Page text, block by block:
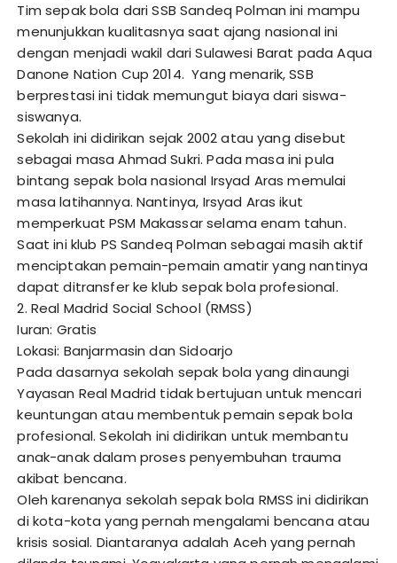
Tim sepak bola dari SSB Sandeq Polman ini mampu
menunjukkan kualitasnya saat ajang nasional ini
dengan menjadi wakil dari Sulawesi Barat pada Aqua
Danone Nation Cup 2014. Yang menarik, SSB
berprestasi ini tidak memungut biaya dari siswa-
siswanya.
Sekolah ini didirikan sejak 2002 atau yang disebut
sebagai masa Ahmad Sukri. Pada masa ini pula
bintang sepak bola nasional Irsyad Aras memulai
masa latihannya. Nantinya, Irsyad Aras ikut
memperkuat PSM Makassar selama enam tahun.
Saat ini klub PS Sandeq Polman sebagai masih aktif
menciptakan pemain-pemain amatir yang nantinya
dapat ditransfer ke klub sepak bola profesional.
2. Real Madrid Social School (RMSS)
Iuran: Gratis
Lokasi: Banjarmasin dan Sidoarjo
Pada dasarnya sekolah sepak bola yang dinaungi
Yayasan Real Madrid tidak bertujuan untuk mencari
keuntungan atau membentuk pemain sepak bola
profesional. Sekolah ini didirikan untuk membantu
anak-anak dalam proses penyembuhan trauma
akibat bencana.
Oleh karenanya sekolah sepak bola RMSS ini didirikan
di kota-kota yang pernah mengalami bencana atau
krisis sosial. Diantaranya adalah Aceh yang pernah